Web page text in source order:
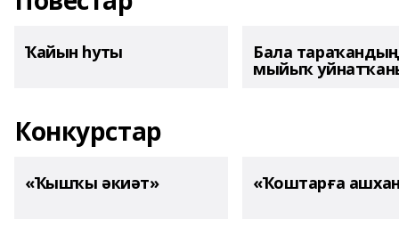
Ҡайын һуты Бала тараҡандың
мыйыҡ
Конкурстар
«Ҡышҡы әкиәт» «Ҡоштарға